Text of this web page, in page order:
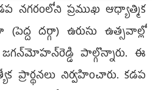
న‌గ‌రంలోని ప్ర‌ముఖ ఆధ్యాత్మిక
(పెద్ద ద‌ర్గా) ఉరుసు ఉత్స‌వాల్లో
పాల్గొన్నారు. ఈ
ప్రార్థనలు నిర్వ‌హించారు. కడప